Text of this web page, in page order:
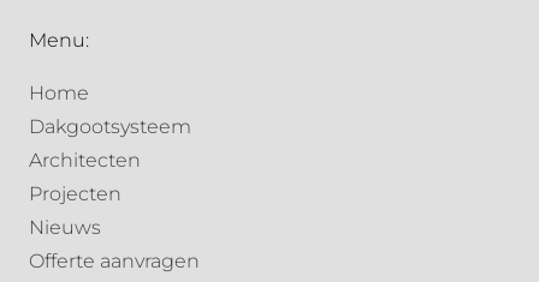
Menu:
Home
Dakgootsysteem
Architecten
Projecten
Nieuws
Offerte aanvragen